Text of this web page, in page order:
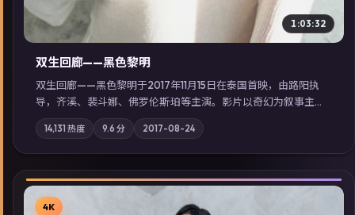
1:03:32
双生回廊——黑色黎明
双生回廊——黑色黎明于2017年11月15日在泰国首映，由路阳执
导，齐溪、裴斗娜、佛罗伦斯·珀等主演。影片以奇幻为叙事主
轴，旧案重提，真相与谎言在同一条时间线上交锋；摄影与配乐
强化地域气质；站内亦可通过「国产免费观看高清电视剧在线
看」延展检索同类型高分佳作，畅享高清在线追剧体验。
14,131 热度 9.6 分 2017-08-24
4K